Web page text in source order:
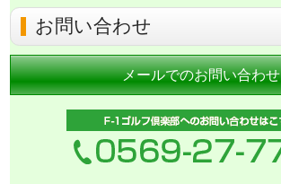
お問い合わせ
メールでのお問い合わせ